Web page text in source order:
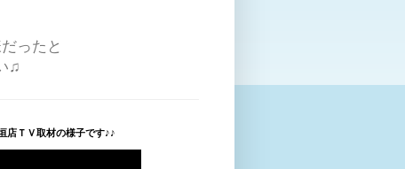
ったと
♫
店ＴＶ取材の様子です♪♪